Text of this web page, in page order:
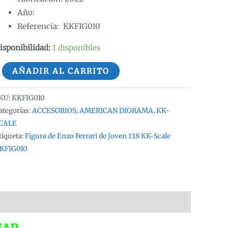
Año:
Referencia: KKFIG010
1 disponibles
AÑADIR AL CARRITO
KKFIG010
ACCESORIOS,AMERICAN DIORAMA,KK-
Figura de Enzo Ferrari de Joven 1:18 KK-Scale